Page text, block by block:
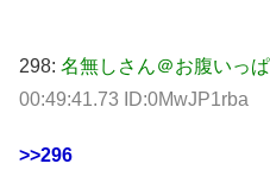
298: 名無しさん＠お腹いっぱ
00:49:41.73 ID:0MwJP1rba
>>296